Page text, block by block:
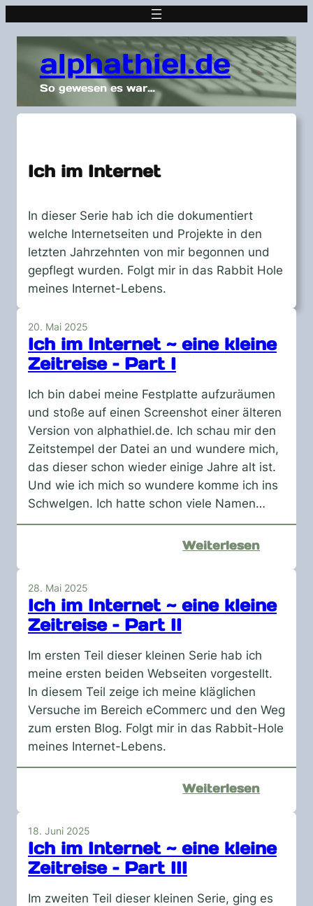
alphathiel.de
So gewesen es war…
Ich im Internet
In dieser Serie hab ich die dokumentiert
welche Internetseiten und Projekte in den
letzten Jahrzehnten von mir begonnen und
gepflegt wurden. Folgt mir in das Rabbit Hole
meines Internet-Lebens.
20. Mai 2025
Ich im Internet ~ eine kleine
Zeitreise – Part I
Ich bin dabei meine Festplatte aufzuräumen
und stoße auf einen Screenshot einer älteren
Version von alphathiel.de. Ich schau mir den
Zeitstempel der Datei an und wundere mich,
das dieser schon wieder einige Jahre alt ist.
Und wie ich mich so wundere komme ich ins
Schwelgen. Ich hatte schon viele Namen…
Weiterlesen:
Internet
~
kleine
Part
I
28. Mai 2025
Ich im Internet ~ eine kleine
Zeitreise – Part II
Im ersten Teil dieser kleinen Serie hab ich
meine ersten beiden Webseiten vorgestellt.
In diesem Teil zeige ich meine kläglichen
Versuche im Bereich eCommerc und den Weg
zum ersten Blog. Folgt mir in das Rabbit-Hole
meines Internet-Lebens.
Weiterlesen:
Internet
~
kleine
18. Juni 2025
Ich im Internet ~ eine kleine
Zeitreise – Part III
Im zweiten Teil dieser kleinen Serie, ging es